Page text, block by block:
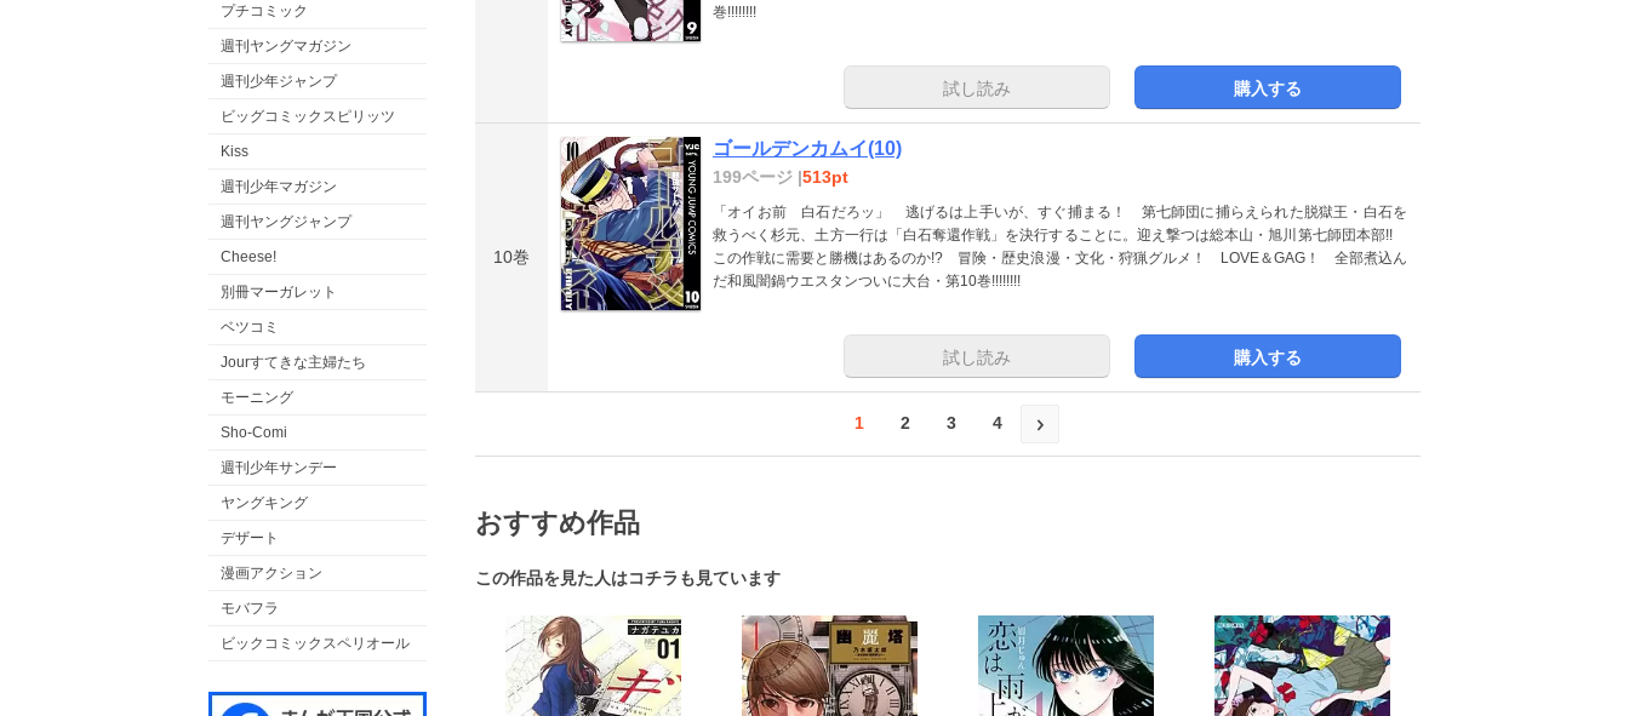
プチコミック
週刊ヤングマガジン
週刊少年ジャンプ
ビッグコミックスピリッツ
Kiss
週刊少年マガジン
週刊ヤングジャンプ
Cheese!
別冊マーガレット
ベツコミ
Jourすてきな主婦たち
モーニング
Sho-Comi
週刊少年サンデー
ヤングキング
デザート
漫画アクション
モバフラ
ビックコミックスペリオール
巻!!!!!!!!
試し読み 購入する
10巻
ゴールデンカムイ(10)
199ページ |513pt
「オイお前 白石だろッ」 逃げるは上手いが、すぐ捕まる！ 第七師団に捕らえられた脱獄王・白石を
救うべく杉元、土方一行は「白石奪還作戦」を決行することに。迎え撃つは総本山・旭川第七師団本部!!
この作戦に需要と勝機はあるのか!? 冒険・歴史浪漫・文化・狩猟グルメ！ LOVE＆GAG！ 全部煮込ん
だ和風闇鍋ウエスタンついに大台・第10巻!!!!!!!!
試し読み 購入する
1 2 3 4
おすすめ作品
この作品を見た人はコチラも見ています